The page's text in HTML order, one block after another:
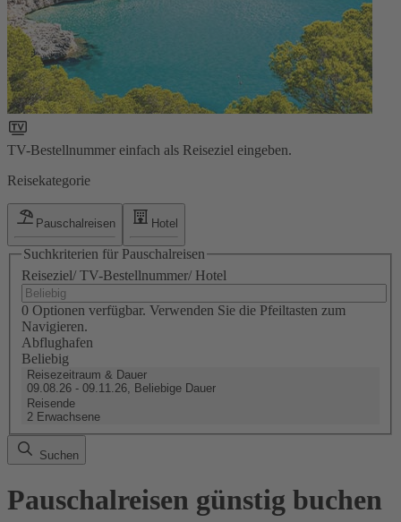
TV-Bestellnummer einfach als Reiseziel eingeben.
Reisekategorie
Pauschalreisen Hotel
Suchkriterien für Pauschalreisen
Reiseziel/ TV-Bestellnummer/ Hotel
0 Optionen verfügbar. Verwenden Sie die Pfeiltasten zum
Navigieren.
Abflughafen
Beliebig
Reisezeitraum & Dauer
09.08.26 - 09.11.26, Beliebige Dauer
Reisende
2 Erwachsene
Suchen
Pauschalreisen günstig buchen